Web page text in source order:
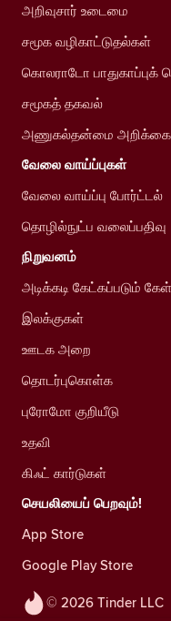
© 2026 Tinder LLC
அறிவுசார் உடைமை
சமூக வழிகாட்டுதல்கள்
கொலராடோ
சமூகத் தகவல்
அணுகல்தன்மை அறிக்கை
வேலை வாய்ப்புகள்
வேலை வாய்ப்பு போர்ட்டல்
தொழில்நுட்ப வலைப்பதிவு
நிறுவனம்
அடிக்கடி கேட்கப்படும்
இலக்குகள்
ஊடக அறை
தொடர்புகொள்க
புரோமோ குறியீடு
உதவி
கிஃட் கார்டுகள்
செயலியைப் பெறவும்!
App Store
Google Play Store